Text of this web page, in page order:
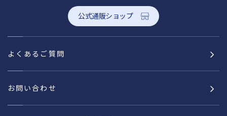
公式通販ショップ
よくあるご質問
お問い合わせ